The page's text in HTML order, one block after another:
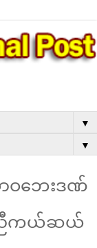
▼
▼
ဝဘေးဒဏ်
ညီကယ်ဆယ်